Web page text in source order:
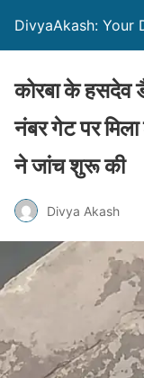
DivyaAkash: Your
कोरबा के हसदेव
नंबर गेट पर
ने जांच शुरू की
Divya Akash